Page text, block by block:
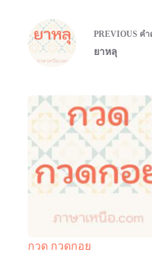
PREVIOUS ค
ยาหลุ
กวด กวดกอย